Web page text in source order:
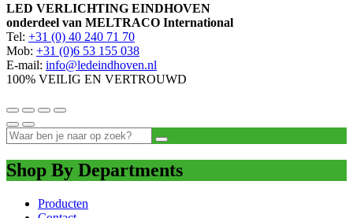
LED VERLICHTING EINDHOVEN
onderdeel van MELTRACO International
Tel: +31 (0) 40 240 71 70
Mob: +31 (0)6 53 155 038
E-mail: info@ledeindhoven.nl
100% VEILIG EN VERTROUWD
Shop By Departments
Producten